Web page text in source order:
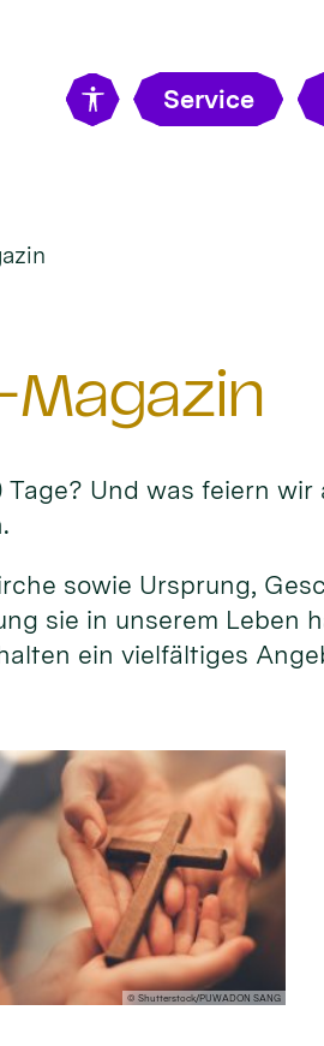
Service
Und was feiern
sowie Ursprung,
sie in unserem Leben
ein vielfältiges
© Shutterstock/PUWADON SANG